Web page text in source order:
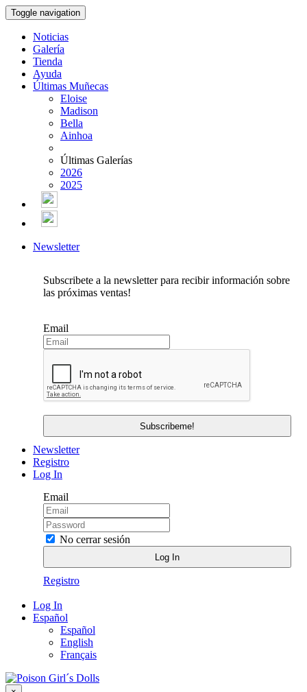
Toggle navigation
Noticias
Galería
Tienda
Ayuda
Últimas Muñecas
Eloise
Madison
Bella
Ainhoa
Últimas Galerías
2026
2025
Newsletter
Subscribete a la newsletter para recibir información sobre
las próximas ventas!
Email
Newsletter
Registro
Log In
Email
No cerrar sesión
Registro
Log In
Español
Español
English
Français